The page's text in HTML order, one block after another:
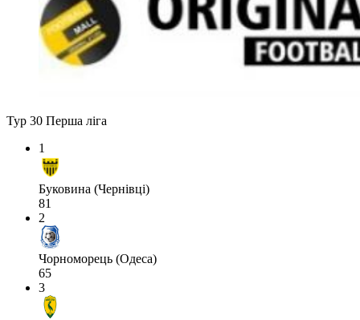
Тур 30 Перша ліга
1
Буковина (Чернівці)
81
2
Чорноморець (Одеса)
65
3